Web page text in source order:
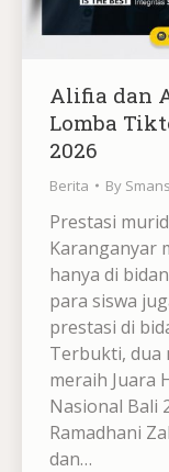
Alifia dan
Lomba
2026
Berita By
Prestasi
Karanganyar
hanya di
para siswa
prestasi di
Terbukti, dua
meraih Juara
Nasional Bali
Ramadhani
dan…